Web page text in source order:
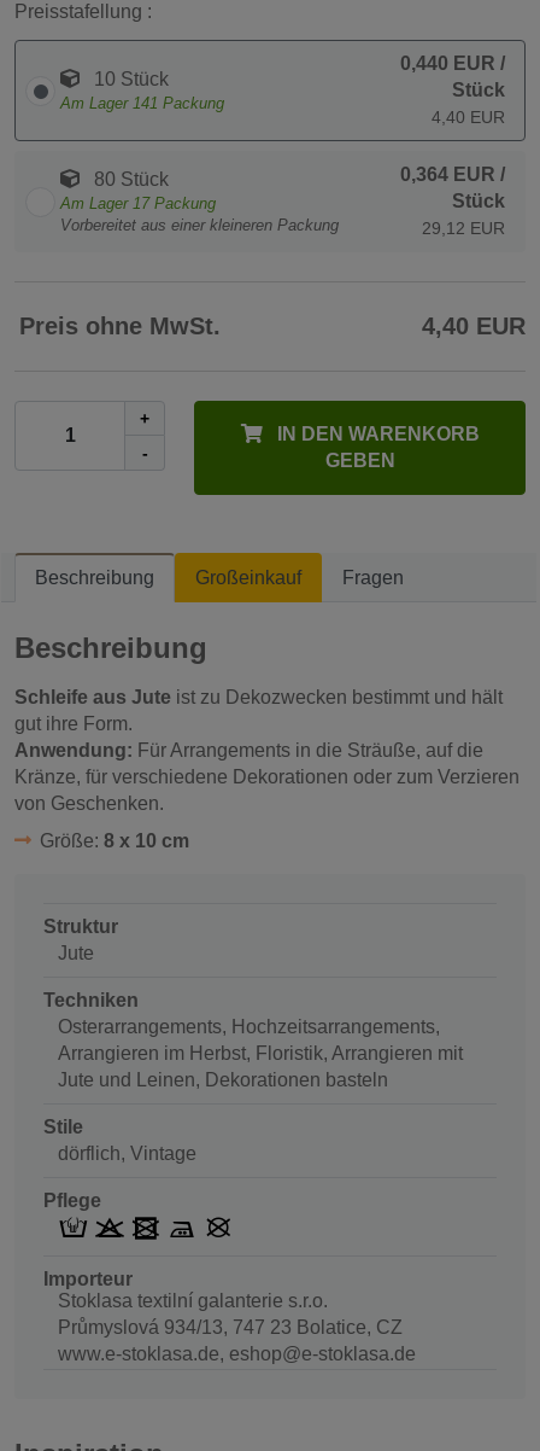
Preisstafellung :
10 Stück
Am Lager 141 Packung
0,440 EUR /
Stück
4,40 EUR
80 Stück
Am Lager 17 Packung
Vorbereitet aus einer kleineren Packung
0,364 EUR /
Stück
29,12 EUR
Preis ohne MwSt. 4,40 EUR
+
-
IN DEN WARENKORB
GEBEN
Beschreibung Großeinkauf Fragen
Beschreibung
Schleife aus Jute ist zu Dekozwecken bestimmt und hält
gut ihre Form.
Anwendung: Für Arrangements in die Sträuße, auf die
Kränze, für verschiedene Dekorationen oder zum Verzieren
von Geschenken.
Größe: 8 x 10 cm
Struktur
Jute
Techniken
Osterarrangements, Hochzeitsarrangements,
Arrangieren im Herbst, Floristik, Arrangieren mit
Jute und Leinen, Dekorationen basteln
Stile
dörflich, Vintage
Pflege
Importeur
Stoklasa textilní galanterie s.r.o.
Průmyslová 934/13, 747 23 Bolatice, CZ
www.e-stoklasa.de, eshop@e-stoklasa.de